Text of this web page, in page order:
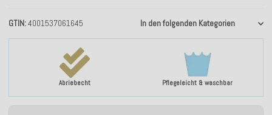
Abriebecht Pflegeleicht & waschbar
GTIN 4001537061645 In den folgenden Kategorien